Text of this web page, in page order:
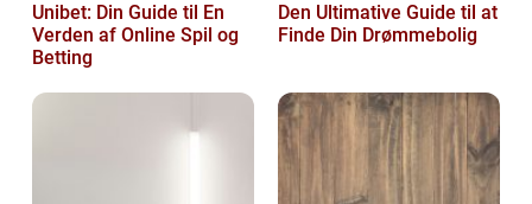
Unibet: Din Guide til En
Verden af Online Spil og
Betting
Den Ultimative Guide til at
Finde Din Drømmebolig